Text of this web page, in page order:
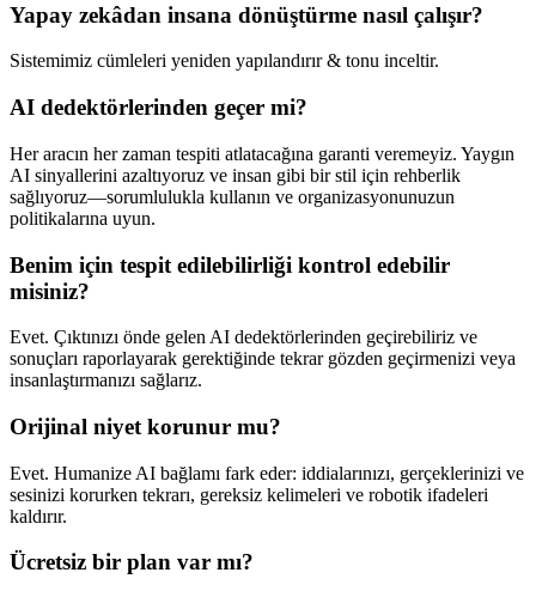
Yapay zekâdan insana dönüştürme nasıl çalışır?
Sistemimiz cümleleri yeniden yapılandırır & tonu inceltir.
AI dedektörlerinden geçer mi?
Her aracın her zaman tespiti atlatacağına garanti veremeyiz. Yaygın
AI sinyallerini azaltıyoruz ve insan gibi bir stil için rehberlik
sağlıyoruz—sorumlulukla kullanın ve organizasyonunuzun
politikalarına uyun.
Benim için tespit edilebilirliği kontrol edebilir
misiniz?
Evet. Çıktınızı önde gelen AI dedektörlerinden geçirebiliriz ve
sonuçları raporlayarak gerektiğinde tekrar gözden geçirmenizi veya
insanlaştırmanızı sağlarız.
Orijinal niyet korunur mu?
Evet. Humanize AI bağlamı fark eder: iddialarınızı, gerçeklerinizi ve
sesinizi korurken tekrarı, gereksiz kelimeleri ve robotik ifadeleri
kaldırır.
Ücretsiz bir plan var mı?